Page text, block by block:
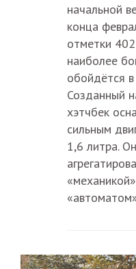
начальной
конца
отметки
наиболее
обойдётся
Созданный
хэтчбек
сильным
1,6 литра.